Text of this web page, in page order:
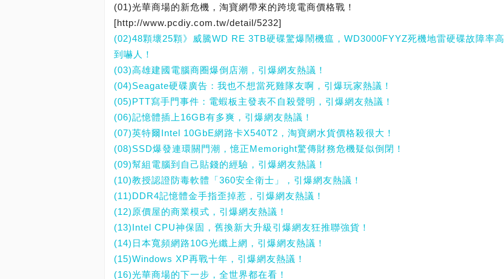
(01)光華商場的新危機，淘寶網帶來的跨境電商價格戰！
[http://www.pcdiy.com.tw/detail/5232]
(02)48顆壞25顆》威騰WD RE 3TB硬碟驚爆鬧機瘟，WD3000FYYZ死機地雷硬碟故障率高
到嚇人！
(03)高雄建國電腦商圈爆倒店潮，引爆網友熱議！
(04)Seagate硬碟廣告：我也不想當死雞隊友啊，引爆玩家熱議！
(05)PTT寫手門事件：電蝦板主發表不自殺聲明，引爆網友熱議！
(06)記憶體插上16GB有多爽，引爆網友熱議！
(07)英特爾Intel 10GbE網路卡X540T2，淘寶網水貨價格殺很大！
(08)SSD爆發連環關門潮，憶正Memoright驚傳財務危機疑似倒閉！
(09)幫組電腦到自己貼錢的經驗，引爆網友熱議！
(10)教授認證防毒軟體「360安全衛士」，引爆網友熱議！
(11)DDR4記憶體金手指歪掉惹，引爆網友熱議！
(12)原價屋的商業模式，引爆網友熱議！
(13)Intel CPU神保固，舊換新大升級引爆網友狂推聯強貨！
(14)日本寬頻網路10G光纖上網，引爆網友熱議！
(15)Windows XP再戰十年，引爆網友熱議！
(16)光華商場的下一步，全世界都在看！